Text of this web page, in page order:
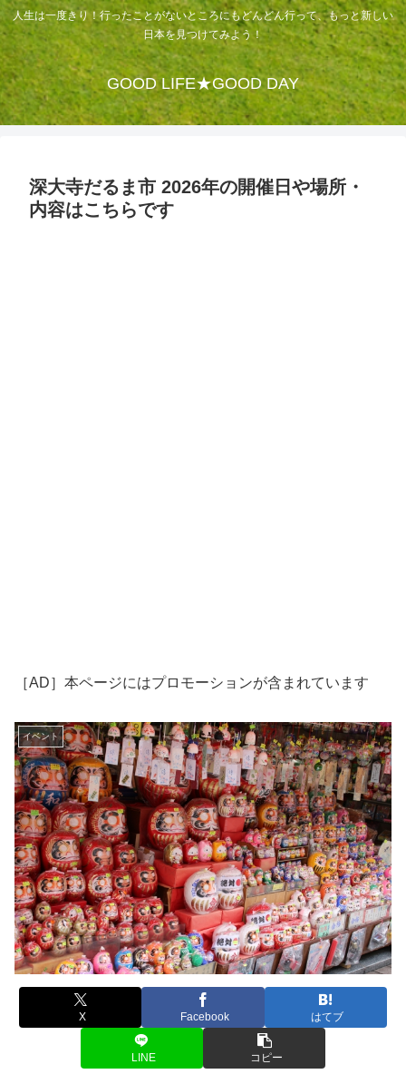
人生は一度きり！行ったことがないところにもどんどん行って、もっと新しい
日本を見つけてみよう！
GOOD LIFE★GOOD DAY
深大寺だるま市 2026年の開催日や場所・
内容はこちらです
［AD］本ページにはプロモーションが含まれています
イベント
X Facebook はてブ
LINE コピー